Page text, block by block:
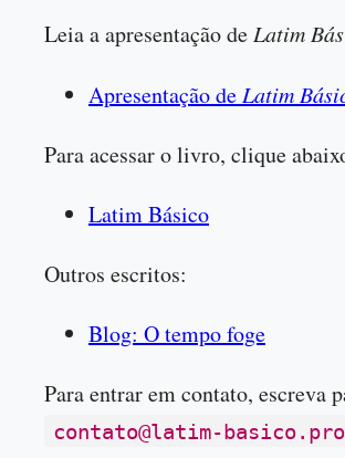
Leia a apresentação de Latim
Apresentação de Latim
Para acessar o livro, clique
Latim Básico
Outros escritos:
Blog: O tempo foge
Para entrar em contato, escreva
contato@latim-